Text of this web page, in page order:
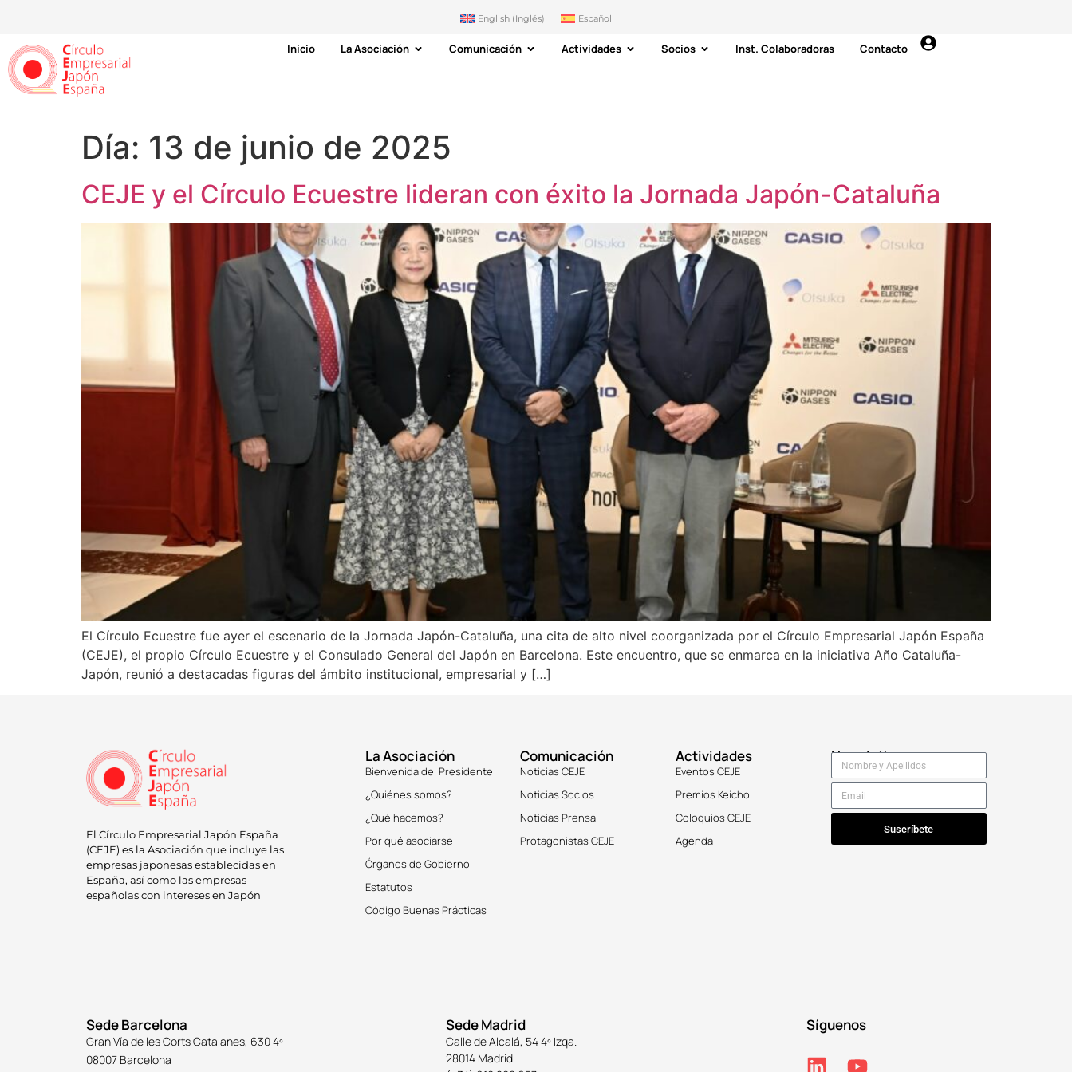
English (Inglés) Español
Inicio La Asociación Comunicación Actividades Socios Inst. Colaboradoras Contacto
Día: 13 de junio de 2025
CEJE y el Círculo Ecuestre lideran con éxito la Jornada Japón-Cataluña
El Círculo Ecuestre fue ayer el escenario de la Jornada Japón-Cataluña, una cita de alto nivel coorganizada por el Círculo Empresarial Japón España
(CEJE), el propio Círculo Ecuestre y el Consulado General del Japón en Barcelona. Este encuentro, que se enmarca en la iniciativa Año Cataluña-
Japón, reunió a destacadas figuras del ámbito institucional, empresarial y […]
El Círculo Empresarial Japón España
(CEJE) es la Asociación que incluye las
empresas japonesas establecidas en
España, así como las empresas
españolas con intereses en Japón
La Asociación
Bienvenida del Presidente
¿Quiénes somos?
¿Qué hacemos?
Por qué asociarse
Órganos de Gobierno
Estatutos
Código Buenas Prácticas
Comunicación
Noticias CEJE
Noticias Socios
Noticias Prensa
Protagonistas CEJE
Actividades
Eventos CEJE
Premios Keicho
Coloquios CEJE
Agenda
Newsletter
Suscríbete
Sede Barcelona
Gran Vía de les Corts Catalanes, 630 4º
08007 Barcelona
Sede Madrid
Calle de Alcalá, 54 4º Izqa.
28014 Madrid
Síguenos